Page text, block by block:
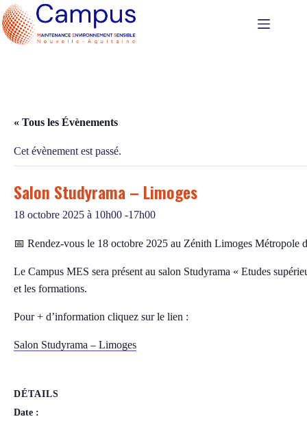
Passer
au
contenu
« Tous les Évènements
Cet évènement est passé.
Salon Studyrama – Limoges
18 octobre 2025 à 10h00 -17h00
📅 Rendez-vous le 18 octobre 2025 au Zénith Limoges Métropole
Le Campus MES sera présent au salon Studyrama « Etudes
et les formations.
Pour + d’information cliquez sur le lien :
Salon Studyrama – Limoges
DÉTAILS
Date :